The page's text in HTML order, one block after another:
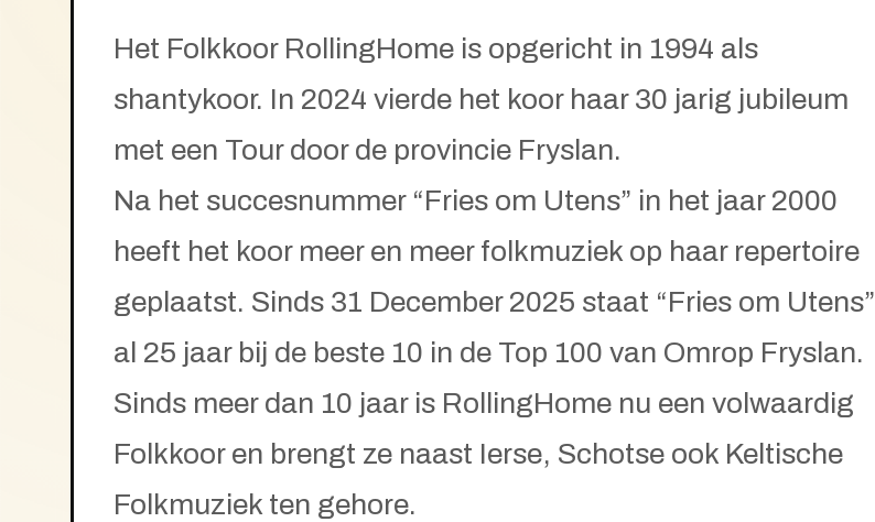
Het Folkkoor RollingHome is opgericht in 1994 als
shantykoor. In 2024 vierde het koor haar 30 jarig jubileum
met een Tour door de provincie Fryslan.
Na het succesnummer “Fries om Utens” in het jaar 2000
heeft het koor meer en meer folkmuziek op haar repertoire
geplaatst. Sinds 31 December 2025 staat “Fries om Utens”
al 25 jaar bij de beste 10 in de Top 100 van Omrop Fryslan.
Sinds meer dan 10 jaar is RollingHome nu een volwaardig
Folkkoor en brengt ze naast Ierse, Schotse ook Keltische
Folkmuziek ten gehore.